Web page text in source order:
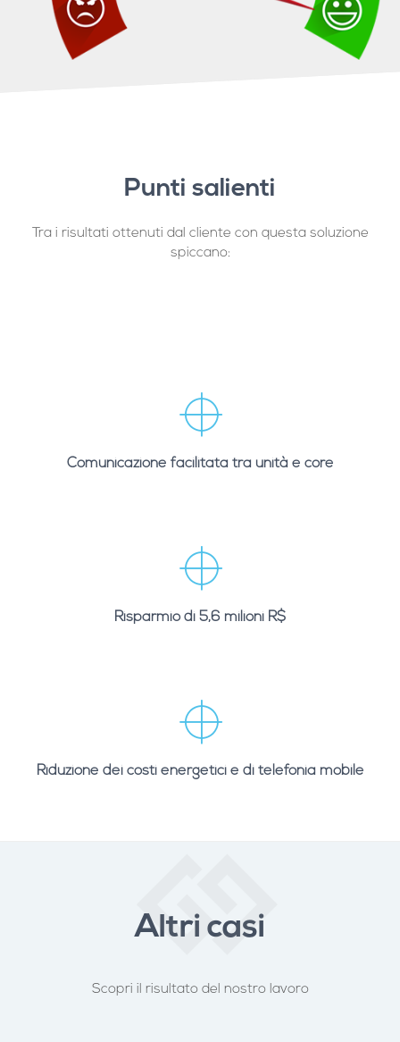
Punti salienti
Tra i risultati ottenuti dal cliente con questa soluzione
spiccano:
Comunicazione facilitata tra unità e core
Risparmio di 5,6 milioni R$
Riduzione dei costi energetici e di telefonia mobile
Altri casi
Scopri il risultato del nostro lavoro